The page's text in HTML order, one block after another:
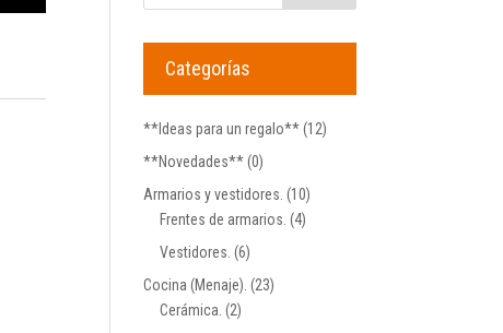
Categorías
**Ideas para un regalo**(12)
**Novedades**(0)
Armarios y vestidores. (10)
Frentes de armarios. (4)
Vestidores. (6)
Cocina (Menaje). (23)
Cerámica. (2)